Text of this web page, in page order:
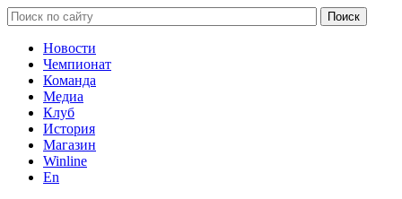
Новости
Чемпионат
Команда
Медиа
Клуб
История
Магазин
Winline
En